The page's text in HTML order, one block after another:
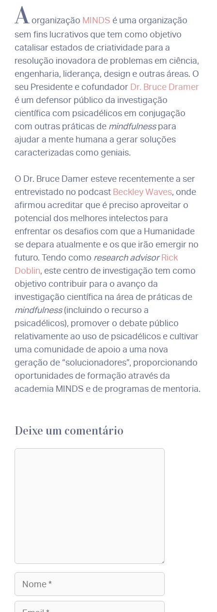
A organização MINDS é uma organização
sem fins lucrativos que tem como objetivo
catalisar estados de criatividade para a
resolução inovadora de problemas em ciência,
engenharia, liderança, design e outras áreas. O
seu Presidente e cofundador Dr. Bruce Dramer
é um defensor público da investigação
científica com psicadélicos em conjugação
com outras práticas de mindfulnesspara
ajudar a mente humana a gerar soluções
caracterizadas como geniais.
O Dr. Bruce Damer esteve recentemente a ser
entrevistado no podcast Beckley Waves, onde
afirmou acreditar que é preciso aproveitar o
potencial dos melhores intelectos para
enfrentar os desafios com que a Humanidade
se depara atualmente e os que irão emergir no
futuro. Tendo como research advisorRick
Doblin, este centro de investigação tem como
objetivo contribuir para o avanço da
investigação científica na área de práticas de
mindfulness(incluindo o recurso a
psicadélicos), promover o debate público
relativamente ao uso de psicadélicos e cultivar
uma comunidade de apoio a uma nova
geração de “solucionadores”, proporcionando
oportunidades de formação através da
academia MINDS e de programas de mentoria.
Deixe um comentário